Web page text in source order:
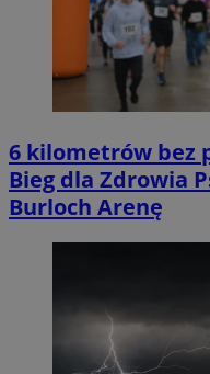
6 kilometrów bez
Bieg dla Zdrowia
Burloch Arenę